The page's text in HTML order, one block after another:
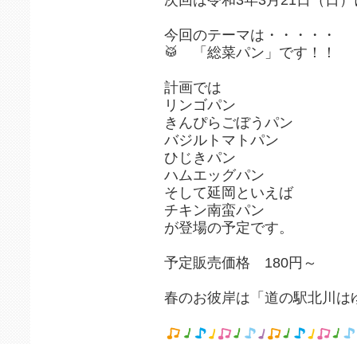
今回のテーマは・・・・・
🥁 「総菜パン」です！！
計画では
リンゴパン
きんぴらごぼうパン
バジルトマトパン
ひじきパン
ハムエッグパン
そして延岡といえば
チキン南蛮パン
が登場の予定です。
予定販売価格 180円～
春のお彼岸は「道の駅北川